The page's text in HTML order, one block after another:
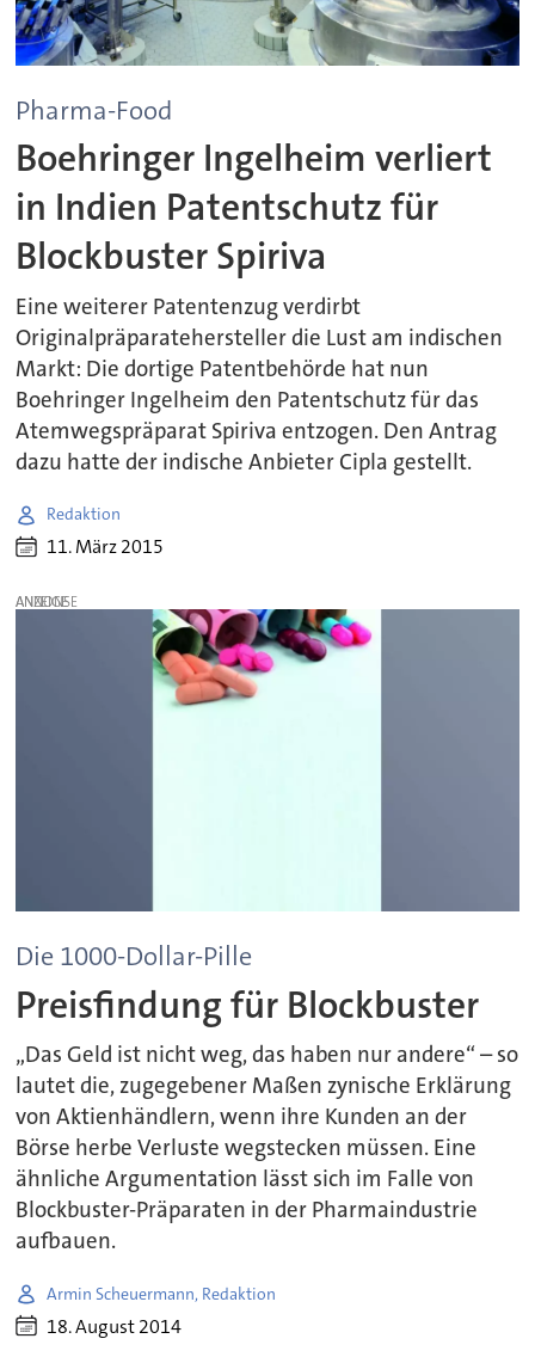
Pharma-Food
Boehringer Ingelheim verliert
in Indien Patentschutz für
Blockbuster Spiriva
Eine weiterer Patentenzug verdirbt
Originalpräparatehersteller die Lust am indischen
Markt: Die dortige Patentbehörde hat nun
Boehringer Ingelheim den Patentschutz für das
Atemwegspräparat Spiriva entzogen. Den Antrag
dazu hatte der indische Anbieter Cipla gestellt.
Redaktion
11. März 2015
ANZEIGE
Die 1000-Dollar-Pille
Preisfindung für Blockbuster
„Das Geld ist nicht weg, das haben nur andere“ – so
lautet die, zugegebener Maßen zynische Erklärung
von Aktienhändlern, wenn ihre Kunden an der
Börse herbe Verluste wegstecken müssen. Eine
ähnliche Argumentation lässt sich im Falle von
Blockbuster-Präparaten in der Pharmaindustrie
aufbauen.
Armin Scheuermann, Redaktion
18. August 2014